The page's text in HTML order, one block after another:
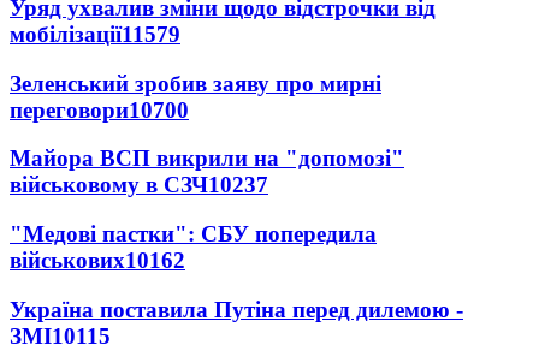
Уряд ухвалив зміни щодо відстрочки від
мобілізації11579
Зеленський зробив заяву про мирні
переговори10700
Майора ВСП викрили на "допомозі"
військовому в СЗЧ10237
"Медові пастки": СБУ попередила
військових10162
Україна поставила Путіна перед дилемою -
ЗМІ10115